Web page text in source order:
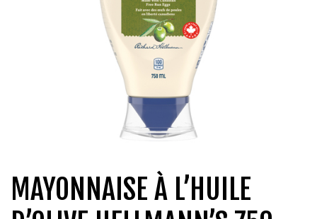
MAYONNAISE À L’HUILE